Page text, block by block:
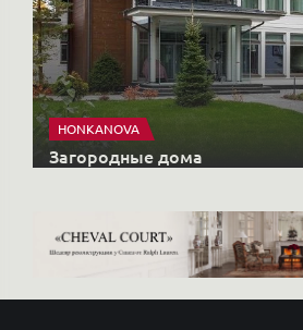
HONKANOVA
Загородные дома